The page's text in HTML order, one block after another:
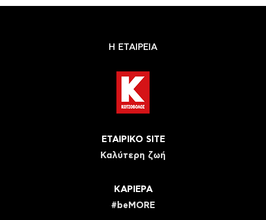
Η ΕΤΑΙΡΕΙΑ
ΕΤΑΙΡΙΚΟ SITE
Καλύτερη ζωή
ΚΑΡΙΕΡΑ
#beMORE